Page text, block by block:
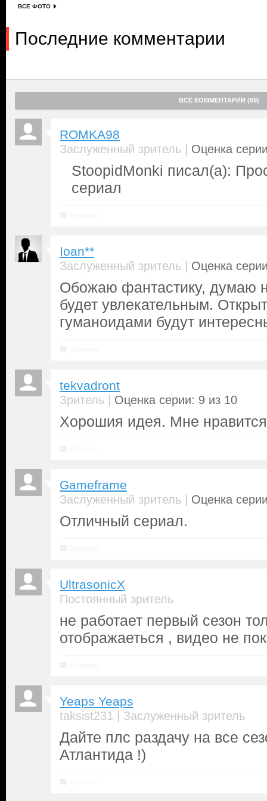
ВСЕ ФОТО
Последние комментарии
ВСЕ КОММЕНТАРИИ (69)
ROMKA98
Заслуженный зритель | Оценка
StoopidMonki писал(а):
сериал
Ioan**
Заслуженный зритель | Оценка
Обожаю фантастику, думаю
будет увлекательным.
гуманоидами будут
tekvadront
Зритель | Оценка серии: 9 из 10
Хорошия идея. Мне
Gameframe
Заслуженный зритель | Оценка
Отличный сериал.
UltrasonicX
Постоянный зритель
не работает первый сезон
отображаеться , видео не
Yeaps Yeaps
taksist231 | Заслуженный зритель
Дайте плс раздачу на все
Атлантида !)